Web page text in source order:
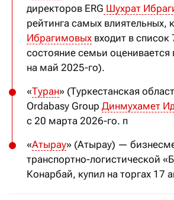
директоров ERG Шухрат
рейтинга самых влиятельных,
Ибрагимовых входит в
состояние семьи
на май 2025-го).
«Туран» (Туркестанская
Ordabasy Group Динмухамет
с 20 марта 2026-го. п
«Атырау» (Атырау) —
транспортно-логистической
Конарбай, купил на торгах 17